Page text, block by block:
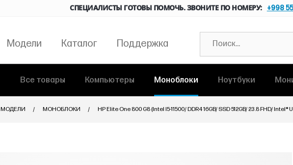
СПЕЦИАЛИСТЫ ГОТОВЫ ПОМОЧЬ. ЗВОНИТЕ ПО НОМЕРУ: +998
Модели Каталог Поддержка
Все товары Компьютеры Моноблоки Ноутбуки
МОДЕЛИ МОНОБЛОКИ HP Elite One 800 G8 (Intel I5-11500/ DDR4 16GB/ SSD 512GB/ 23.8 FHD/ Intel®